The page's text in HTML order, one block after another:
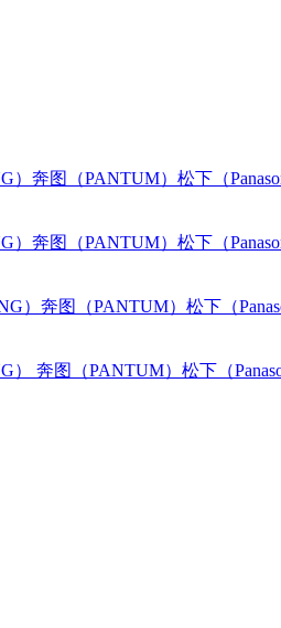
） 奔图（PANTUM） 松下（
） 奔图（PANTUM） 松下（
） 奔图（PANTUM） 松下（
） 奔图（PANTUM） 松下（